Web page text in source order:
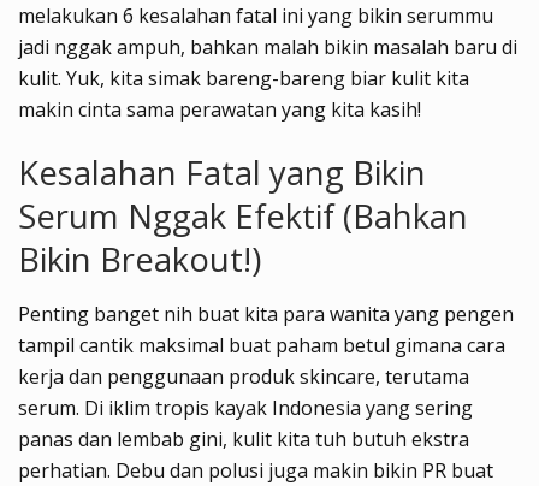
melakukan 6 kesalahan fatal ini yang bikin serummu
jadi nggak ampuh, bahkan malah bikin masalah baru di
kulit. Yuk, kita simak bareng-bareng biar kulit kita
makin cinta sama perawatan yang kita kasih!
Kesalahan Fatal yang Bikin
Serum Nggak Efektif (Bahkan
Bikin Breakout!)
Penting banget nih buat kita para wanita yang pengen
tampil cantik maksimal buat paham betul gimana cara
kerja dan penggunaan produk skincare, terutama
serum. Di iklim tropis kayak Indonesia yang sering
panas dan lembab gini, kulit kita tuh butuh ekstra
perhatian. Debu dan polusi juga makin bikin PR buat